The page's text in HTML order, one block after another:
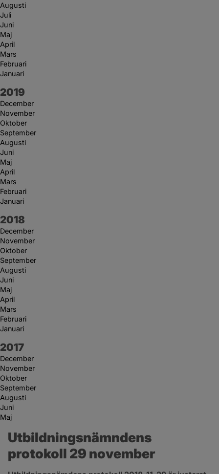
Augusti
Juli
Juni
Maj
April
Mars
Februari
Januari
År:
2019
December
November
Oktober
September
Augusti
Juni
Maj
April
Mars
Februari
Januari
År:
2018
December
November
Oktober
September
Augusti
Juni
Maj
April
Mars
Februari
Januari
År:
2017
December
November
Oktober
September
Augusti
Juni
Maj
Utbildningsnämndens
protokoll 29 november